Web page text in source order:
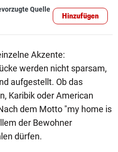
Quelle
Hinzufügen
Akzente:
werden nicht sparsam,
aufgestellt. Ob das
Karibik oder American
dem Motto "my home is
der Bewohner
dürfen.